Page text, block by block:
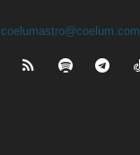
coelumastro@coelum.com